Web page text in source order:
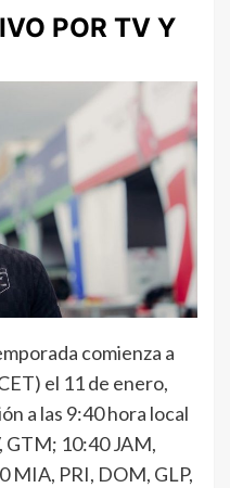
POR TV Y
comienza a
el 11 de enero,
a las 9:40 hora local
GTM; 10:40 JAM,
MIA, PRI, DOM, GLP,